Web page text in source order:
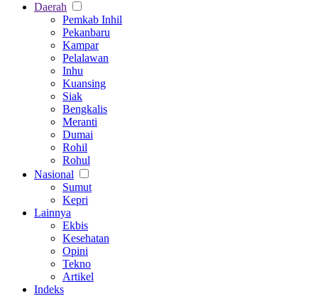
Daerah
Pemkab Inhil
Pekanbaru
Kampar
Pelalawan
Inhu
Kuansing
Siak
Bengkalis
Meranti
Dumai
Rohil
Rohul
Nasional
Sumut
Kepri
Lainnya
Ekbis
Kesehatan
Opini
Tekno
Artikel
Indeks